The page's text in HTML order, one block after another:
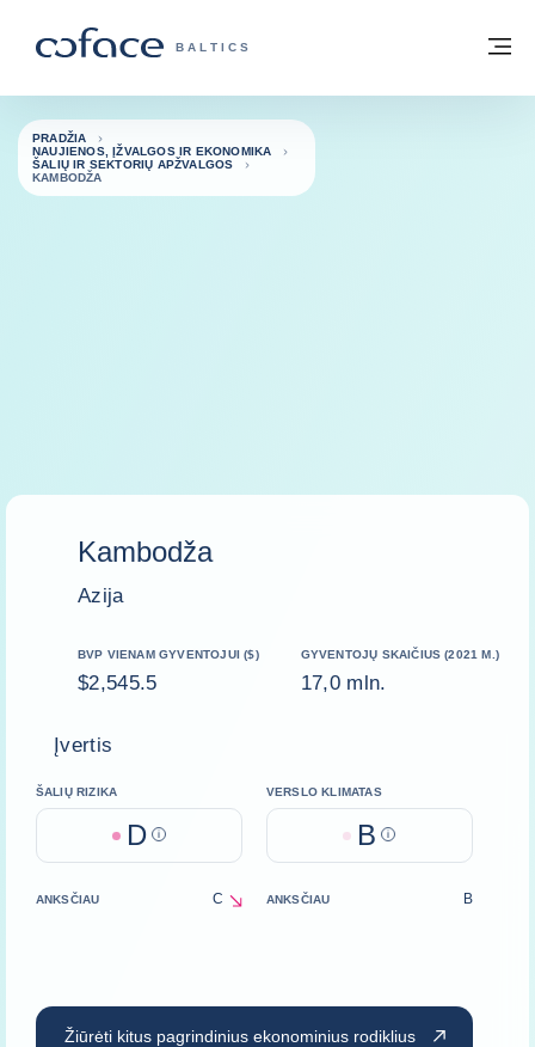
„COFACE“ FOR TRADE - GRUPĖS
BALTICS
Grįžti į pradžią
PRADŽIA
NAUJIENOS, ĮŽVALGOS IR EKONOMIKA
ŠALIŲ IR SEKTORIŲ APŽVALGOS
KAMBODŽA
Kambodža
Azija
BVP VIENAM GYVENTOJUI ($)
$2,545.5
GYVENTOJŲ SKAIČIUS (2021 M.)
17,0 mln.
Įvertis
ŠALIŲ RIZIKA
D Help
VERSLO KLIMATAS
B Help
ANKSČIAU C
decreaseANKSČIAU B
Žiūrėti kitus pagrindinius ekonominius rodiklius